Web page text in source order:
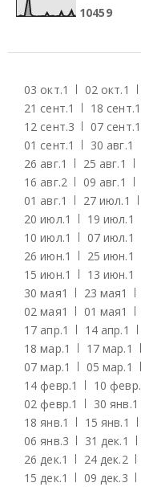
10459
03 окт.1 02 окт.1
21 сент.1 18 сент.1
12 сент.3 07 сент.1
01 сент.1 30 авг.1
26 авг.1 25 авг.1
16 авг.2 09 авг.1
01 авг.1 27 июл.1
20 июл.1 19 июл.1
10 июл.1 07 июл.1
26 июн.1 25 июн.1
15 июн.1 13 июн.1
30 мая1 23 мая1
02 мая1 01 мая1
17 апр.1 14 апр.1
18 мар.1 17 мар.1
07 мар.1 05 мар.1
14 февр.1 10 февр.
02 февр.1 30 янв.1
18 янв.1 15 янв.1
06 янв.3 31 дек.1
26 дек.1 24 дек.2
15 дек.1 09 дек.3